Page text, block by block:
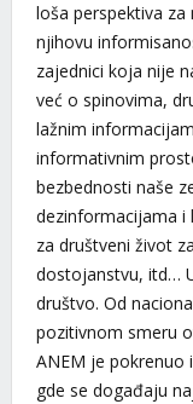
loša perspektiva za
njihovu
zajednici koja nije
već o spinovima,
lažnim
informativnim
bezbednosti naše
dezinformacijama i
za društveni život
dostojanstvu, itd…
društvo. Od
pozitivnom smeru
ANEM je pokrenuo
gde se događaju